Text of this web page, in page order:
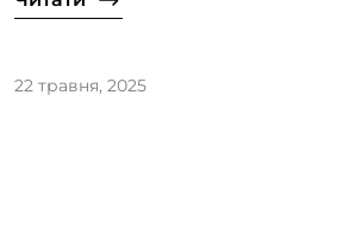
22 травня, 2025